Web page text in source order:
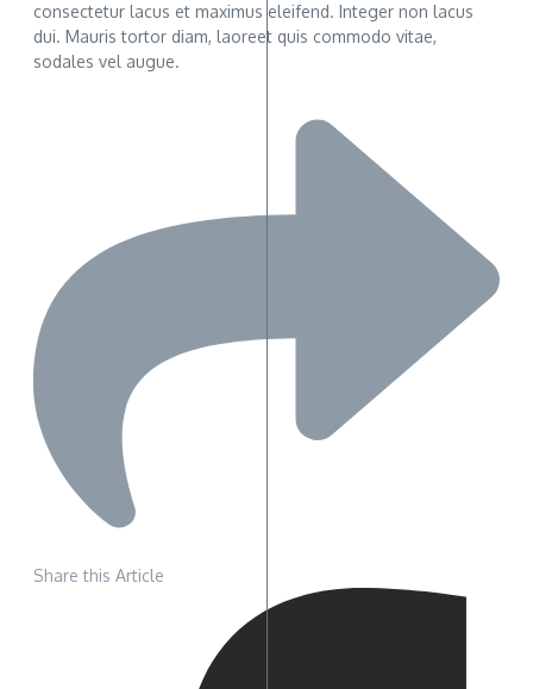
consectetur lacus et maximus eleifend. Integer non lacus
dui. Mauris tortor diam, laoreet quis commodo vitae,
sodales vel augue.
Share this Article